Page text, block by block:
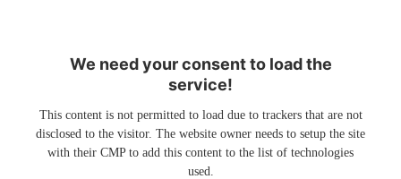
We need your consent to load the
service!
This content is not permitted to load due to trackers that are not
disclosed to the visitor. The website owner needs to setup the site
with their CMP to add this content to the list of technologies
used.